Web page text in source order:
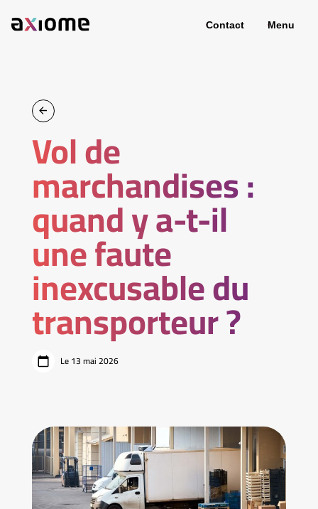
Contact Menu
Vol de
marchandises :
quand y a-t-il
une faute
inexcusable du
transporteur ?
Le 13 mai 2026